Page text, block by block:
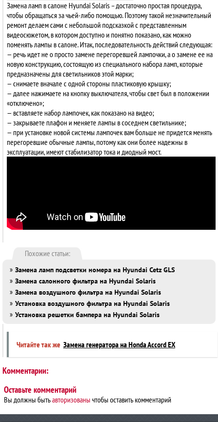
Замена ламп в салоне Hyundai Solaris – достаточно простая процедура,
чтобы обращаться за чьей-либо помощью. Поэтому такой незначительный
ремонт делаем сами с небольшой подсказкой с представленным
видеосюжетом, в котором доступно и понятно показано, как можно
поменять лампы в салоне. Итак, последовательность действий следующая:
— речь идет не о просто замене перегоревшей лампочки, а о замене ее на
новую конструкцию, состоящую из специального набора ламп, которые
предназначены для светильников этой марки;
— снимаете вначале с одной стороны пластиковую крышку;
— далее нажимаете на кнопку выключателя, чтобы свет был в положении
«отключено»;
— вставляете набор лампочек, как показано на видео;
— закрываете плафон и меняете лампы в соседнем светильнике;
— при установке новой системы лампочек вам больше не придется менять
перегоревшие обычные лампы, потому как они более надежны в
эксплуатации, имеют стабилизатор тока и диодный мост.
Похожие статьи:
» Замена ламп подсветки номера на Hyundai Cetz GLS
» Замена салонного фильтра на Hyundai Solaris
» Замена воздушного фильтра на Hyundai Solaris
» Установка воздушного фильтра на Hyundai Solaris
» Установка решетки бампера на Hyundai Solaris
Читайте так же Замена генератора на Honda Accord EX
Комментарии:
Оставьте комментарий
Вы должны бытьавторизованы чтобы оставить комментарий